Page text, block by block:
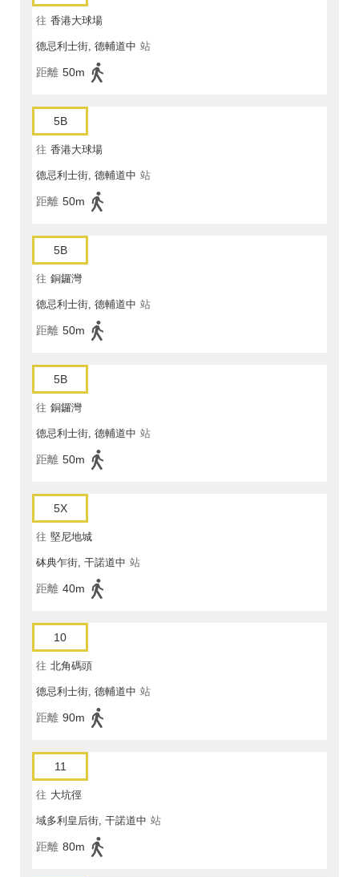
往 香港大球場
德忌利士街, 德輔道中 站
距離 50m
5B
往 香港大球場
德忌利士街, 德輔道中 站
距離 50m
5B
往 銅鑼灣
德忌利士街, 德輔道中 站
距離 50m
5B
往 銅鑼灣
德忌利士街, 德輔道中 站
距離 50m
5X
往 堅尼地城
砵典乍街, 干諾道中 站
距離 40m
10
往 北角碼頭
德忌利士街, 德輔道中 站
距離 90m
11
往 大坑徑
域多利皇后街, 干諾道中 站
距離 80m